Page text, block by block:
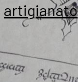
artigianato